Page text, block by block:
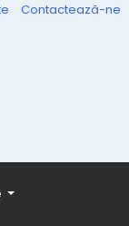
Contactează-ne